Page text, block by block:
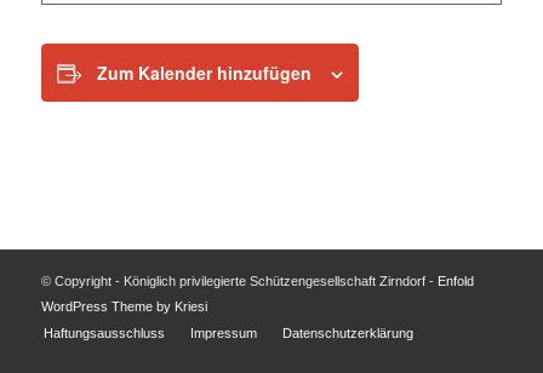
Zum Kalender hinzufügen
© Copyright - Königlich privilegierte Schützengesellschaft Zirndorf - Enfold
WordPress Theme by Kriesi
Haftungsausschluss
Impressum Datenschutzerklärung